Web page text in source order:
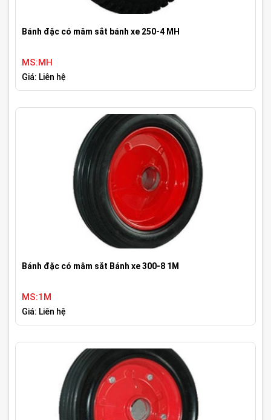
Bánh đặc có mâm sắt bánh xe 250-4 MH
MS:MH
Giá: Liên hệ
Bánh đặc có mâm sắt Bánh xe 300-8 1M
MS:1M
Giá: Liên hệ